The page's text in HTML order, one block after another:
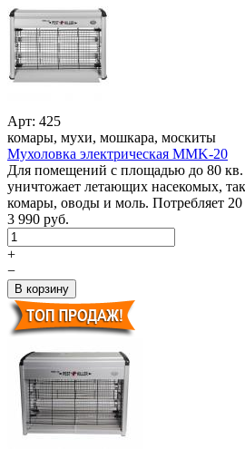
Арт: 425
комары, мухи, мошкара, москиты
Мухоловка электрическая MMK-20
Для помещений с площадью до 80 кв.
уничтожает летающих насекомых,
комары, оводы и моль. Потребляет
3 990 руб.
+
−